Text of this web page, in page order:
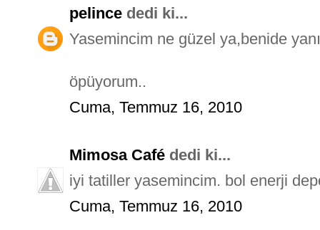
pelince dedi ki...
Yasemincim ne güzel ya,benide
öpüyorum..
Cuma, Temmuz 16, 2010
Mimosa Café dedi ki...
iyi tatiller yasemincim. bol enerji
Cuma, Temmuz 16, 2010